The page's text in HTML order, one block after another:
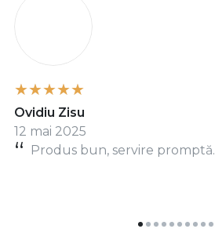
Produs bun, servire promptă.
Ovidiu Zisu
12 mai 2025